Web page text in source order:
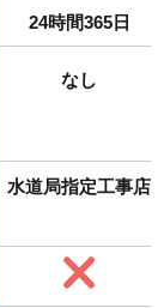
24時間365日
なし
水道局指定工事店